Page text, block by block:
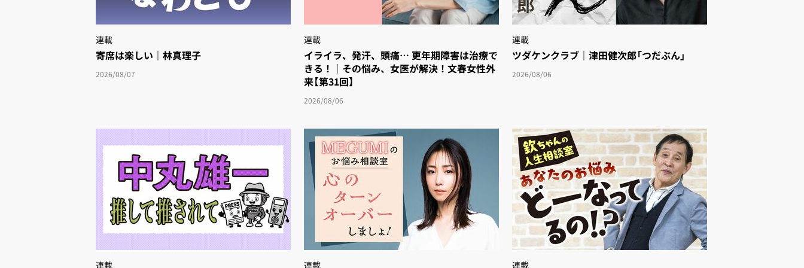
連載
寄席は楽しい｜林真理子
2026/08/07
連載
イライラ、発汗、頭痛… 更年期障害は治療で
きる！｜その悩み、女医が解決！文春女性外
来【第31回】
2026/08/06
連載
ツダケンクラブ｜津田健次郎「つだぶん」
2026/08/06
連載 連載 連載